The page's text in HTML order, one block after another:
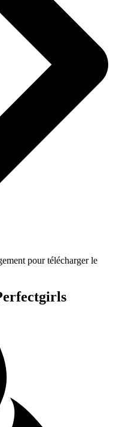
pour télécharger le